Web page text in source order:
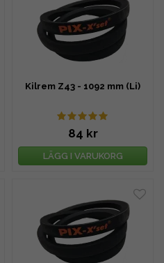
Kilrem Z43 - 1092 mm (Li)
84 kr
LÄGG I VARUKORG